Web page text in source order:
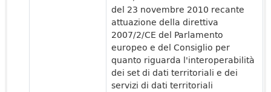
del 23 novembre 2010 recante
attuazione della direttiva
2007/2/CE del Parlamento
europeo e del Consiglio per
quanto riguarda l'interoperabilità
dei set di dati territoriali e dei
servizi di dati territoriali